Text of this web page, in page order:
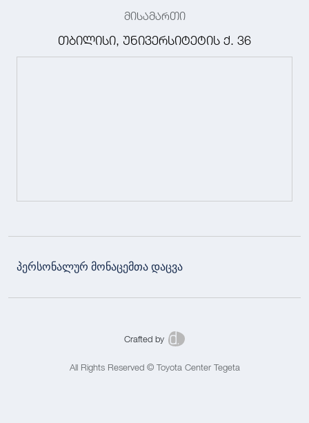
მისამართი
თბილისი, უნივერსიტეტის ქ. 36
პერსონალურ მონაცემთა დაცვა
All Rights Reserved © Toyota Center Tegeta
Crafted by